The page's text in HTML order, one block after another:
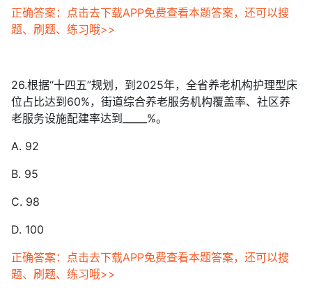
正确答案：点击去下载APP免费查看本题答案，还可以搜
题、刷题、练习哦>>
26.根据“十四五”规划，到2025年，全省养老机构护理型床
位占比达到60%，街道综合养老服务机构覆盖率、社区养
老服务设施配建率达到_____%。
A. 92
B. 95
C. 98
D. 100
正确答案：点击去下载APP免费查看本题答案，还可以搜
题、刷题、练习哦>>